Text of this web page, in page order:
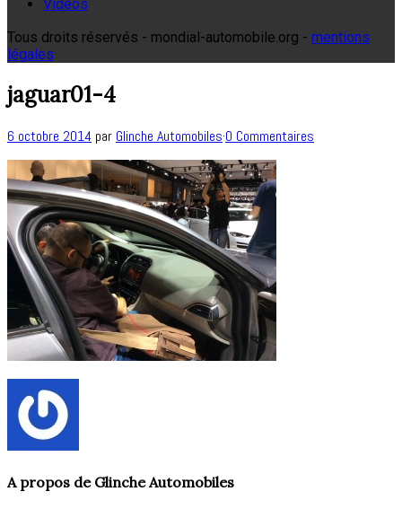
Vidéos
Tous droits réservés - mondial-automobile.org - mentions
légales
jaguar01-4
6 octobre 2014 par Glinche Automobiles·0 Commentaires
A propos de Glinche Automobiles